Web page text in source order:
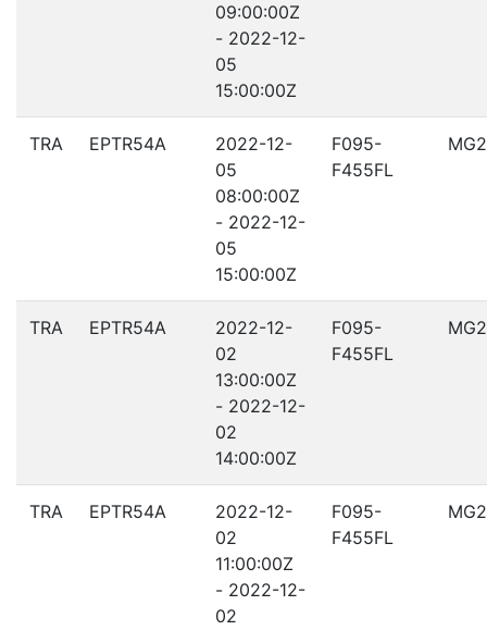
09:00:00Z
- 2022-12-
05
15:00:00Z
TRA EPTR54A
2022-12-
05
08:00:00Z
- 2022-12-
05
15:00:00Z
F095-
F455FL
TRA EPTR54A
2022-12-
02
13:00:00Z
- 2022-12-
02
14:00:00Z
F095-
F455FL
TRA EPTR54A
2022-12-
02
11:00:00Z
- 2022-12-
02
F095-
F455FL